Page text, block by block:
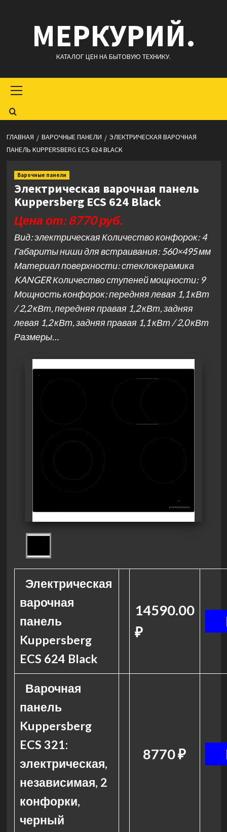
содержимомуМЕРКУРИЙ.
КАТАЛОГ ЦЕН НА БЫТОВУЮ ТЕХНИКУ.
меню
ГЛАВНАЯ ВАРОЧНЫЕ ПАНЕЛИ
ЭЛЕКТРИЧЕСКАЯ ВАРОЧНАЯ
ПАНЕЛЬ KUPPERSBERG ECS 624 BLACK
Варочные панели
Электрическая варочная панель
Kuppersberg ECS 624 Black
Цена от: 8770 руб.
Вид: электрическая Количество конфорок: 4
Габариты ниши для встраивания: 560×495 мм
Материал поверхности: стеклокерамика
KANGER Количество ступеней мощности: 9
Мощность конфорок: передняя левая 1,1 кВт
/ 2,2 кВт, передняя правая 1,2 кВт, задняя
левая 1,2 кВт, задняя правая 1,1 кВт / 2,0 кВт
Размеры…
Электрическая
варочная
панель
Kuppersberg
ECS 624 Black
14590.00
₽
Варочная
панель
Kuppersberg
ECS 321:
электрическая,
независимая, 2
конфорки,
черный
8770 ₽